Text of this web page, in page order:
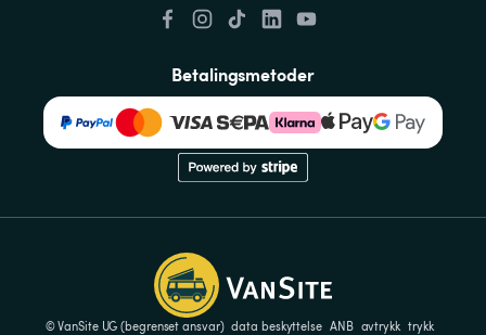
Betalingsmetoder
© VanSite UG (begrenset ansvar) data beskyttelse ANB avtrykk trykk